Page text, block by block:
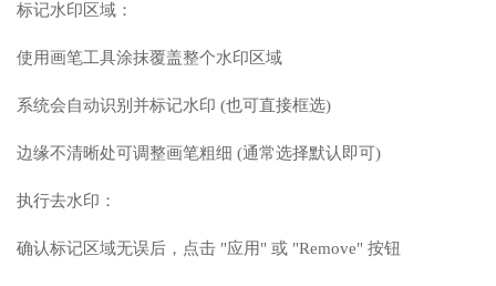
标记水印区域：
使用画笔工具涂抹覆盖整个水印区域
系统会自动识别并标记水印 (也可直接框选)
边缘不清晰处可调整画笔粗细 (通常选择默认即可)
执行去水印：
确认标记区域无误后，点击 "应用" 或 "Remove" 按钮